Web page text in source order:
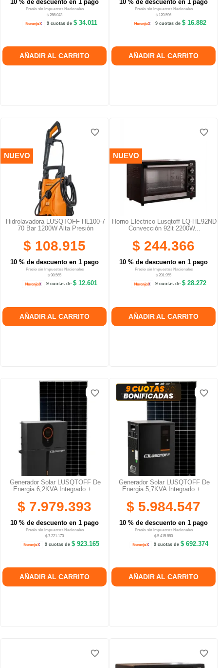
10 % de descuento en 1 pago
Precio sin Impuestos Nacionales
$ 266.043
9 cuotas de $ 34.011
AÑADIR AL CARRITO
10 % de descuento en 1 pago
Precio sin Impuestos Nacionales
$ 120.596
9 cuotas de$ 16.882
AÑADIR AL CARRITO
Hidrolavadora LUSQTOFF HL100-7
70 Bar 1200W Alta Presión
$ 108.915
10 % de descuento en 1 pago
Precio sin Impuestos Nacionales
$ 98.565
9 cuotas de$ 12.601
AÑADIR AL CARRITO
NUEVO
favorite_border
favorite_border
favorite_border
Horno Eléctrico Lusqtoff LQ-HE92ND
Convección 92lt 2200W...
$ 244.366
10 % de descuento en 1 pago
Precio sin Impuestos Nacionales
$ 201.955
9 cuotas de$ 28.272
AÑADIR AL CARRITO
NUEVO
favorite_border
favorite_border
favorite_border
Generador Solar LUSQTOFF De
Energia 6,2KVA Integrado +...
$ 7.979.393
10 % de descuento en 1 pago
Precio sin Impuestos Nacionales
$ 7.221.170
9 cuotas de $ 923.165
AÑADIR AL CARRITO
favorite_border
favorite_border
favorite_border
Generador Solar LUSQTOFF De
Energia 5,7KVA Integrado +...
$ 5.984.547
10 % de descuento en 1 pago
Precio sin Impuestos Nacionales
$ 5.415.880
9 cuotas de $ 692.374
AÑADIR AL CARRITO
favorite_border
favorite_border
favorite_border
favorite_border
favorite_border
favorite_border favorite_border
favorite_border
favorite_border